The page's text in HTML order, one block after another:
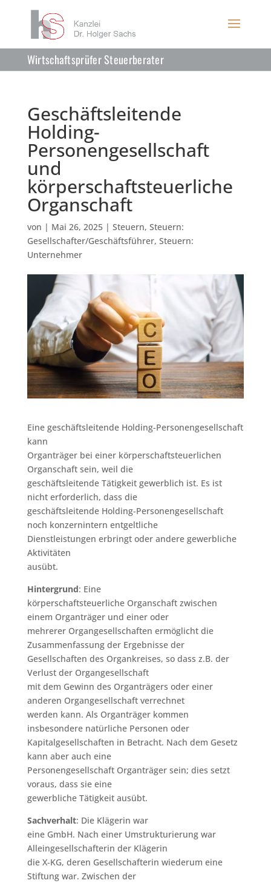
Wirtschaftsprüfer Steuerberater
Geschäftsleitende
Holding-
Personengesellschaft
und
körperschaftsteuerliche
Organschaft
von | Mai 26, 2025| Steuern, Steuern:
Gesellschafter/Geschäftsführer, Steuern:
Unternehmer
Eine geschäftsleitende Holding-Personengesellschaft
kann
Organträger bei einer körperschaftsteuerlichen
Organschaft sein, weil die
geschäftsleitende Tätigkeit gewerblich ist. Es ist
nicht erforderlich, dass die
geschäftsleitende Holding-Personengesellschaft
noch konzernintern entgeltliche
Dienstleistungen erbringt oder andere gewerbliche
Aktivitäten
ausübt.
Hintergrund: Eine
körperschaftsteuerliche Organschaft zwischen
einem Organträger und einer oder
mehrerer Organgesellschaften ermöglicht die
Zusammenfassung der Ergebnisse der
Gesellschaften des Organkreises, so dass z.B. der
Verlust der Organgesellschaft
mit dem Gewinn des Organträgers oder einer
anderen Organgesellschaft verrechnet
werden kann. Als Organträger kommen
insbesondere natürliche Personen oder
Kapitalgesellschaften in Betracht. Nach dem Gesetz
kann aber auch eine
Personengesellschaft Organträger sein; dies setzt
voraus, dass sie eine
gewerbliche Tätigkeit ausübt.
Sachverhalt: Die Klägerin war
eine GmbH. Nach einer Umstrukturierung war
Alleingesellschafterin der Klägerin
die X-KG, deren Gesellschafterin wiederum eine
Stiftung war. Zwischen der